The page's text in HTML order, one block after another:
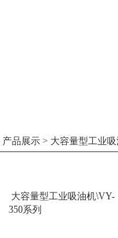
产品展示 > 大容量型工业吸
大容量型工业吸油机\VY-
350系列